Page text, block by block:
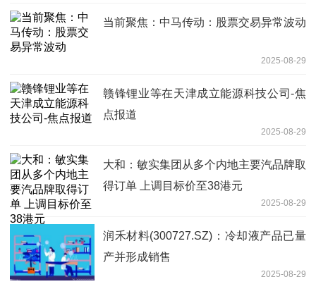
当前聚焦：中马传动：股票交易异常波动
2025-08-29
赣锋锂业等在天津成立能源科技公司-焦
点报道
2025-08-29
大和：敏实集团从多个内地主要汽品牌取
得订单 上调目标价至38港元
2025-08-29
润禾材料(300727.SZ)：冷却液产品已量
产并形成销售
2025-08-29